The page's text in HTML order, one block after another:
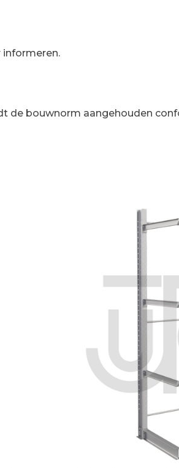
informeren.
de bouwnorm aangehouden